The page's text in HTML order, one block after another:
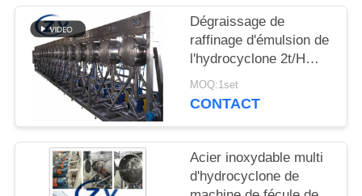
Dégraissage de
raffinage d'émulsion de
l'hydrocyclone 2t/H
30kw d'amidon
MOQ:1set
CONTACT
Acier inoxydable multi
d'hydrocyclone de